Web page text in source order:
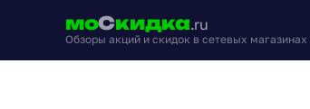
моСкидка.ru
Обзоры акций и скидок в сетевых магазинах
moskidka.ru